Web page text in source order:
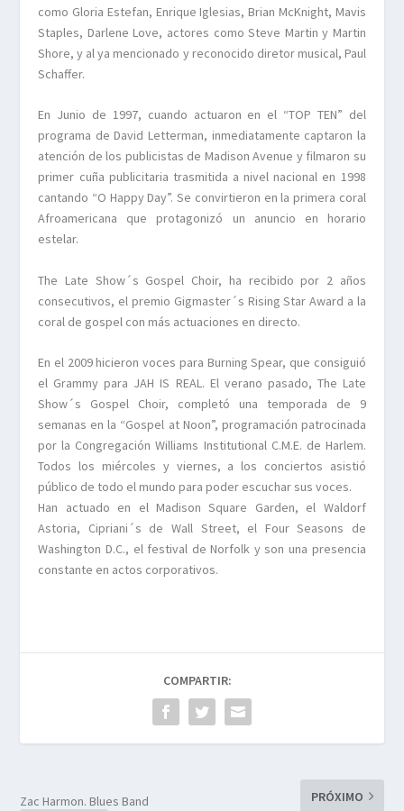
como Gloria Estefan, Enrique Iglesias, Brian McKnight, Mavis
Staples, Darlene Love, actores como Steve Martin y Martin
Shore, y al ya mencionado y reconocido diretor musical, Paul
Schaffer.
En Junio de 1997, cuando actuaron en el “TOP TEN” del
programa de David Letterman, inmediatamente captaron la
atención de los publicistas de Madison Avenue y filmaron su
primer cuña publicitaria trasmitida a nivel nacional en 1998
cantando “O Happy Day”. Se convirtieron en la primera coral
Afroamericana que protagonizó un anuncio en horario
estelar.
The Late Show´s Gospel Choir, ha recibido por 2 años
consecutivos, el premio Gigmaster´s Rising Star Award a la
coral de gospel con más actuaciones en directo.
En el 2009 hicieron voces para Burning Spear, que consiguió
el Grammy para JAH IS REAL. El verano pasado, The Late
Show´s Gospel Choir, completó una temporada de 9
semanas en la “Gospel at Noon”, programación patrocinada
por la Congregación Williams Institutional C.M.E. de Harlem.
Todos los miércoles y viernes, a los conciertos asistió
público de todo el mundo para poder escuchar sus voces.
Han actuado en el Madison Square Garden, el Waldorf
Astoria, Cipriani´s de Wall Street, el Four Seasons de
Washington D.C., el festival de Norfolk y son una presencia
constante en actos corporativos.
COMPARTIR:
Zac Harmon. Blues Band PRÓXIMO